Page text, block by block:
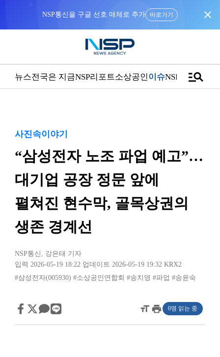
바로가기 close
뉴스전국은 지금NSP리포트소상공인이슈NSPTVmanage_search
사진속이야기
“삼성전자 노조 파업 예고”…
대기업 공장 정문 앞에
펼쳐진 현수막, 골목상권의
생존 경계선
NSP통신 , 강은태 기자
입력 2026-05-19 18:22 업데이트 2026-05-19 19:32 KRX2
#삼성전자(005930) #소상공인연합회 #송치영 #파업 #송윤숙
format_sizeprint 0명 읽는 중